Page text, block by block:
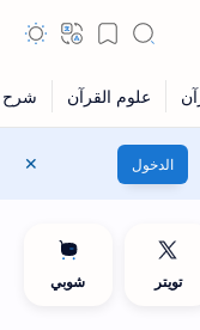
الدخول
تويتر شوبي